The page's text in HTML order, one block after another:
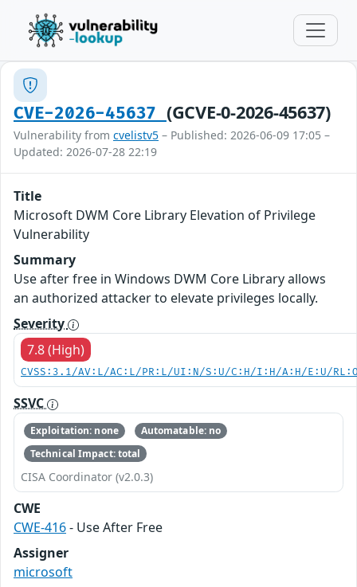
CVE-2026-45637 (GCVE-0-2026-45637)
Vulnerability from cvelistv5 – Published: 2026-06-09 17:05 –
Updated: 2026-07-28 22:19
Title
Microsoft DWM Core Library Elevation of Privilege
Vulnerability
Summary
Use after free in Windows DWM Core Library allows
an authorized attacker to elevate privileges locally.
Severity
7.8 (High)
CVSS:3.1/AV:L/AC:L/PR:L/UI:N/S:U/C:H/I:H/A:H/E:U/
SSVC
Exploitation: none
Automatable: no
Technical Impact: total
CISA Coordinator (v2.0.3)
CWE
CWE-416- Use After Free
Assigner
microsoft